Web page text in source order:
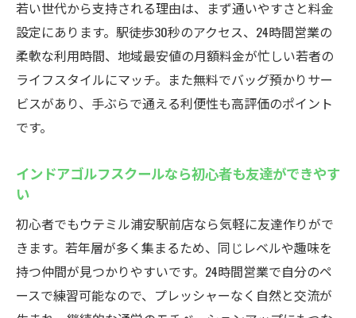
若い世代から支持される理由は、まず通いやすさと料金
設定にあります。駅徒歩30秒のアクセス、24時間営業の
柔軟な利用時間、地域最安値の月額料金が忙しい若者の
ライフスタイルにマッチ。また無料でバッグ預かりサー
ビスがあり、手ぶらで通える利便性も高評価のポイント
です。
インドアゴルフスクールなら初心者も友達ができやす
い
初心者でもウテミル浦安駅前店なら気軽に友達作りがで
きます。若年層が多く集まるため、同じレベルや趣味を
持つ仲間が見つかりやすいです。24時間営業で自分のペ
ースで練習可能なので、プレッシャーなく自然と交流が